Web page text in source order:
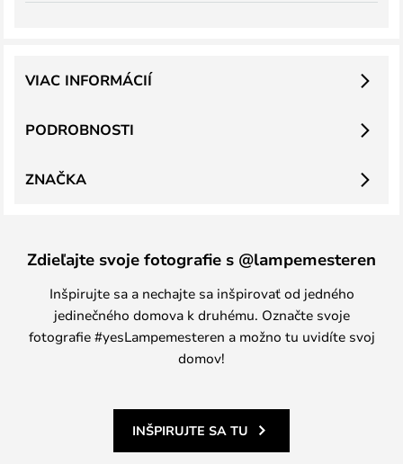
PODROBNOSTI
VIAC INFORMÁCIÍ
ZNAČKA
Zdieľajte svoje fotografie s @lampemesteren
Inšpirujte sa a nechajte sa inšpirovať od jedného
jedinečného domova k druhému. Označte svoje
fotografie #yesLampemesteren a možno tu uvidíte svoj
domov!
INŠPIRUJTE SA TU